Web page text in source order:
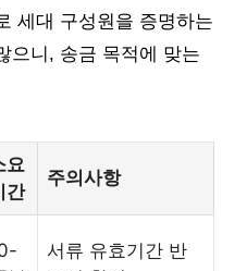
세대 구성원을 증명하는
으니, 송금 목적에 맞는
요
간
주의사항
서류 유효기간 반